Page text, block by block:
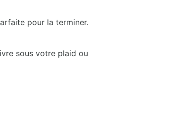
pour la terminer.
sous votre plaid ou